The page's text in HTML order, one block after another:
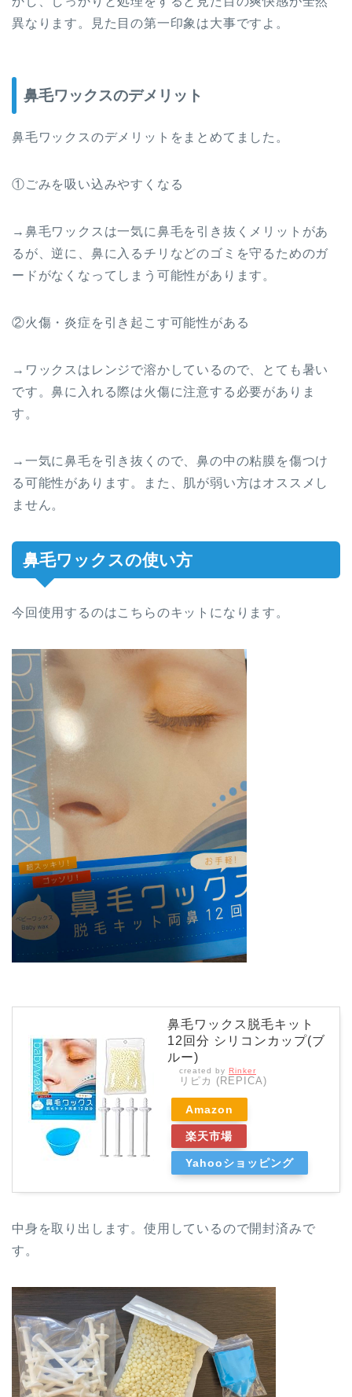
異なります。見た目の第一印象は大事ですよ。
鼻毛ワックスのデメリット
鼻毛ワックスのデメリットをまとめてました。
①ごみを吸い込みやすくなる
→鼻毛ワックスは一気に鼻毛を引き抜くメリットがあ
るが、逆に、鼻に入るチリなどのゴミを守るためのガ
ードがなくなってしまう可能性があります。
②火傷・炎症を引き起こす可能性がある
→ワックスはレンジで溶かしているので、とても暑い
です。鼻に入れる際は火傷に注意する必要がありま
す。
→一気に鼻毛を引き抜くので、鼻の中の粘膜を傷つけ
る可能性があります。また、肌が弱い方はオススメし
ません。
鼻毛ワックスの使い方
今回使用するのはこちらのキットになります。
鼻毛ワックス脱毛キット
12回分 シリコンカップ(ブ
ルー)
created by Rinker
リピカ (REPICA)
Amazon
楽天市場
Yahooショッピング
中身を取り出します。使用しているので開封済みで
す。